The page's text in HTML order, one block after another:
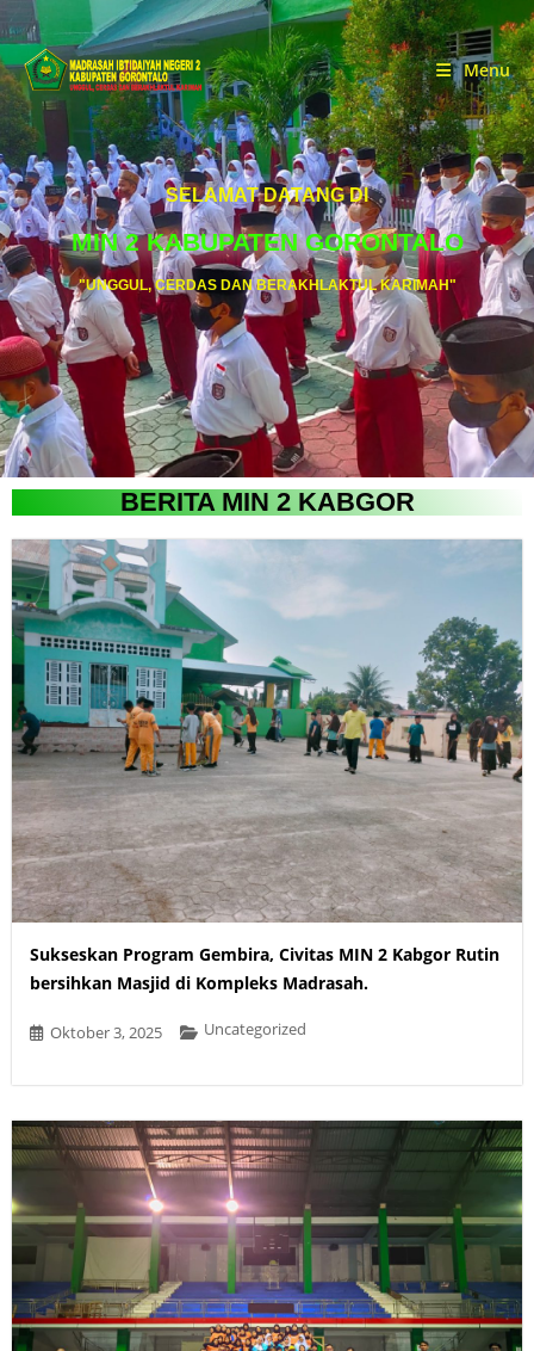
Menu
SELAMAT DATANG DI
MIN 2 KABUPATEN GORONTALO
"UNGGUL, CERDAS DAN BERAKHLAKTUL KARIMAH"
BERITA MIN 2 KABGOR
Sukseskan Program Gembira, Civitas MIN 2 Kabgor Rutin
bersihkan Masjid di Kompleks Madrasah.
Oktober 3, 2025 Uncategorized